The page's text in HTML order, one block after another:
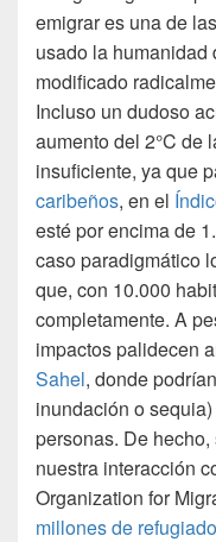
emigrar es una de
usado la humanidad
modificado
Incluso un dudoso
aumento del 2°C de
insuficiente, ya que
caribeños, en el
esté por encima de
caso paradigmático
que, con 10.000
completamente. A
impactos palidecen
Sahel, donde
inundación o
personas. De
nuestra interacción
Organization for
millones de